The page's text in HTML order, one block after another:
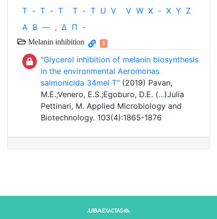
T - T - T T - T U V V W X - X Y Z
Α Β — , Δ Π -
Melanin inhibition 1
"Glycerol inhibition of melanin biosynthesis
in the environmental Aeromonas
salmonicida 34mel T" (2019) Pavan,
M.E.;Venero, E.S.;Egoburo, D.E. (...)Julia
Pettinari, M. Applied Microbiology and
Biotechnology. 103(4):1865-1876